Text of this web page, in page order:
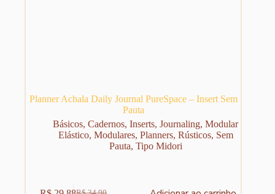
Planner Achala Daily Journal PureSpace – Insert Sem
Pauta
Básicos,Cadernos,Inserts,Journaling,Modular
Elástico, Modulares, Planners, Rústicos, Sem
Pauta, Tipo Midori